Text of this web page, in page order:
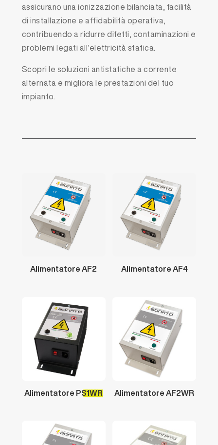
assicurano una ionizzazione bilanciata, facilità
di installazione e affidabilità operativa,
contribuendo a ridurre difetti, contaminazioni e
problemi legati all’elettricità statica.
Scopri le soluzioni antistatiche a corrente
alternata e migliora le prestazioni del tuo
impianto.
AlimentatoreAF2 Alimentatore AF4
Alimentatore PS1WR Alimentatore AF2WR